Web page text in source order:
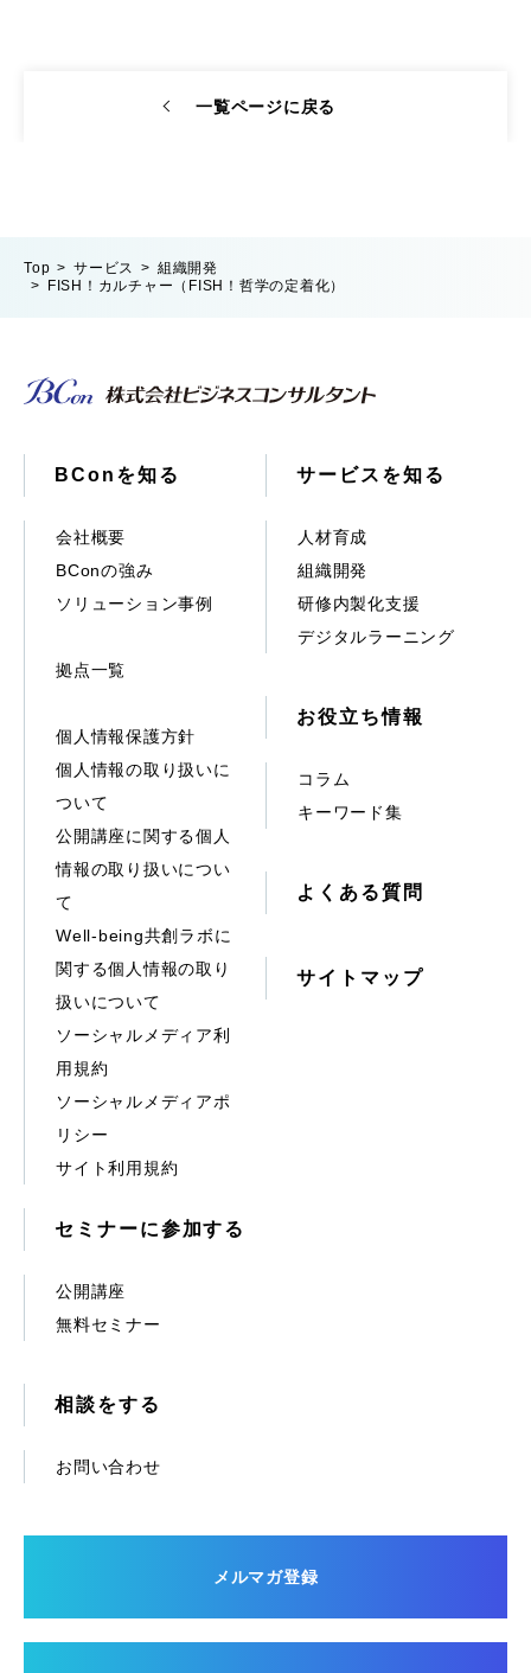
一覧ページに戻る
Top サービス
組織開発
FISH！カルチャー（FISH！哲学の定着化）
BConを知る
会社概要
BConの強み
ソリューション事例
拠点一覧
個人情報保護方針
個人情報の取り扱いに
ついて
公開講座に関する個人
情報の取り扱いについ
て
Well-being共創ラボに
関する個人情報の取り
扱いについて
ソーシャルメディア利
用規約
ソーシャルメディアポ
リシー
サイト利用規約
サービスを知る
人材育成
組織開発
研修内製化支援
デジタルラーニング
お役立ち情報
コラム
キーワード集
よくある質問
サイトマップ
セミナーに参加する
公開講座
無料セミナー
相談をする
お問い合わせ
メルマガ登録